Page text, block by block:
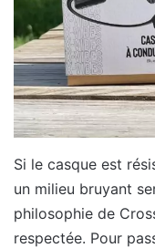
Si le casque est
un milieu bruyant
philosophie de
respectée. Pour